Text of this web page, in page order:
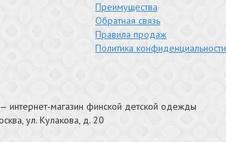
Преимущества
Обратная связь
Правила продаж
Политика конфиденциальности
интернет-магазин финской детской одежды
, ул. Кулакова, д. 20